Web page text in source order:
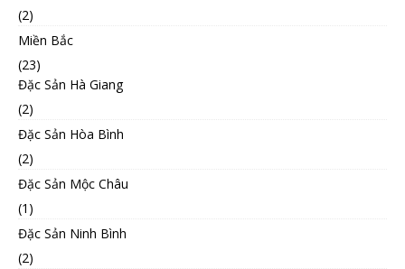
(2)
Miền Bắc
(23)
Đặc Sản Hà Giang
(2)
Đặc Sản Hòa Bình
(2)
Đặc Sản Mộc Châu
(1)
Đặc Sản Ninh Bình
(2)